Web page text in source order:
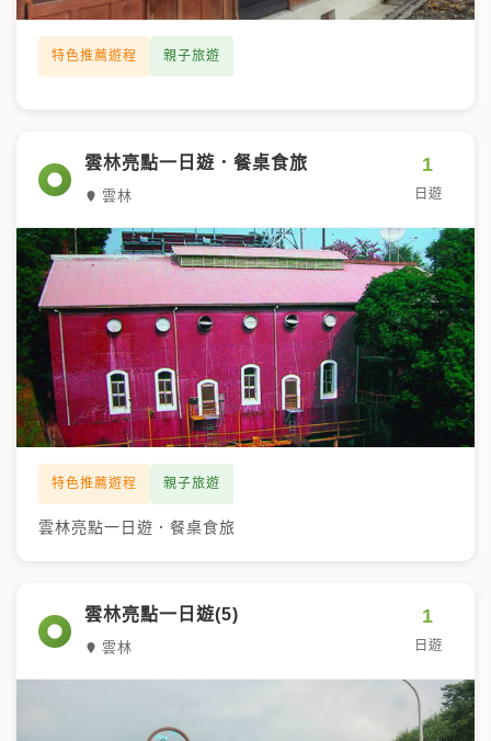
特色推薦遊程 親子旅遊
雲林亮點一日遊．餐桌食旅
雲林
1
日遊
特色推薦遊程 親子旅遊
雲林亮點一日遊．餐桌食旅
雲林亮點一日遊(5)
雲林
1
日遊